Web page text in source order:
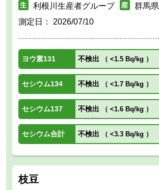
利根川生産者グループ
群馬県
測定日： 2026/07/10
ヨウ素131 不検出 （ <1.5 Bq/kg ）
セシウム134 不検出 （ <1.7 Bq/kg ）
セシウム137 不検出 （ <1.6 Bq/kg ）
セシウム合計 不検出 （ <3.3 Bq/kg ）
枝豆